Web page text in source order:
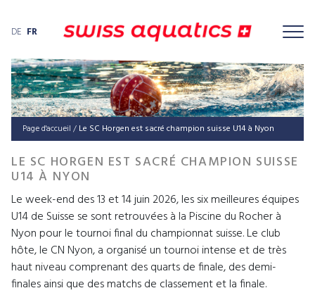
DE FR
Page d'accueil / Le SC Horgen est sacré champion suisse U14 à Nyon
LE SC HORGEN EST SACRÉ CHAMPION SUISSE
U14 À NYON
Le week-end des 13 et 14 juin 2026, les six meilleures équipes
U14 de Suisse se sont retrouvées à la Piscine du Rocher à
Nyon pour le tournoi final du championnat suisse. Le club
hôte, le CN Nyon, a organisé un tournoi intense et de très
haut niveau comprenant des quarts de finale, des demi-
finales ainsi que des matchs de classement et la finale.